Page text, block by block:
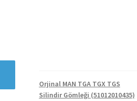
Orjinal MAN TGA TGX TGS
Silindir Gömleği (51012010435)